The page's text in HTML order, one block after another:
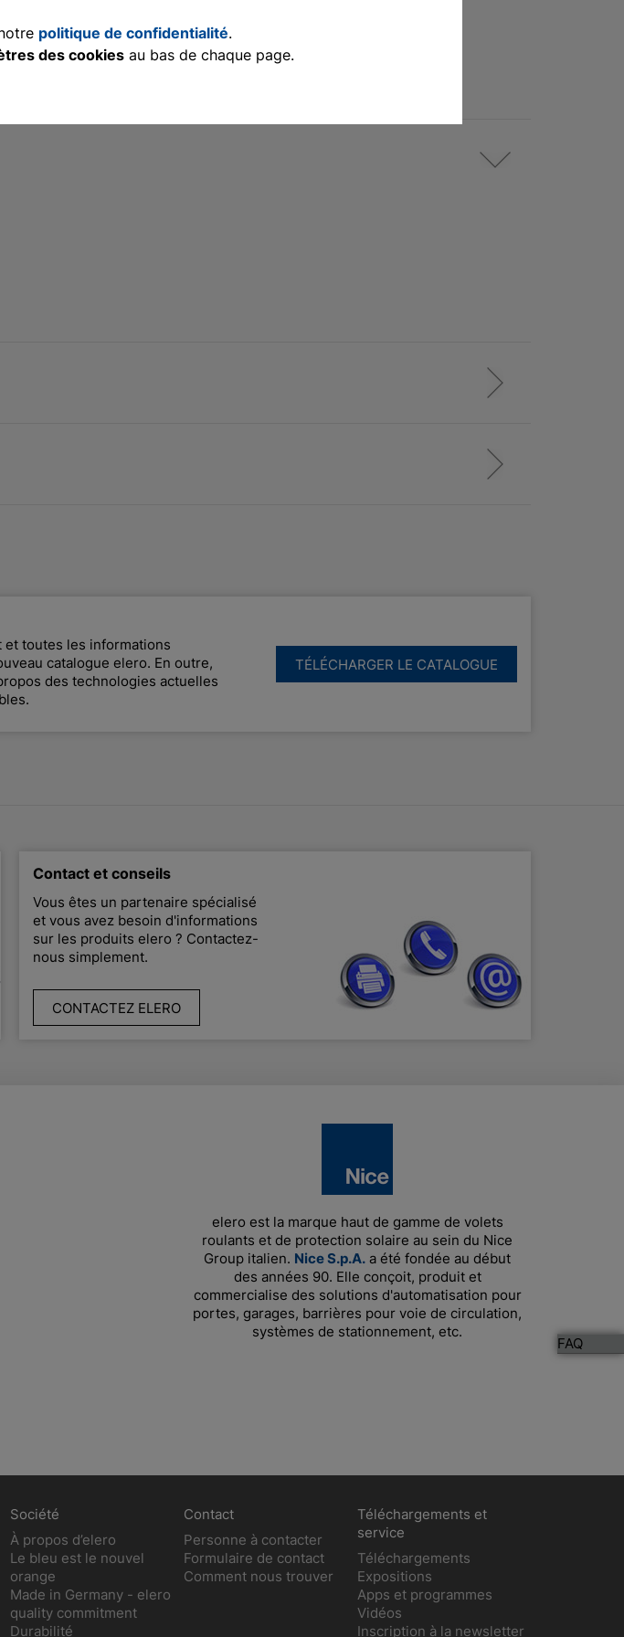
politique de confidentialité.
des cookies au bas de chaque page.
toutes les informations
catalogue elero. En outre,
des technologies actuelles
TÉLÉCHARGER LE CATALOGUE
Contact et conseils
Vous êtes un partenaire spécialisé
et vous avez besoin d'informations
sur les produits elero ? Contactez-
nous simplement.
CONTACTEZ ELERO
elero est la marque haut de gamme de volets
roulants et de protection solaire au sein du Nice
Group italien. Nice S.p.A. a été fondée au début
des années 90. Elle conçoit, produit et
commercialise des solutions d'automatisation pour
portes, garages, barrières pour voie de circulation,
systèmes de stationnement, etc.
Société
À propos d’elero
Le bleu est le nouvel
orange
Made in Germany - elero
quality commitment
Durabilité
Contact
Personne à contacter
Formulaire de contact
Comment nous trouver
Téléchargements et
service
Téléchargements
Expositions
Apps et programmes
Vidéos
Inscription à la newsletter
FAQ